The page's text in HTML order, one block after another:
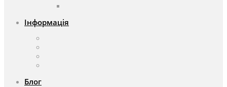
Інформація
Блог